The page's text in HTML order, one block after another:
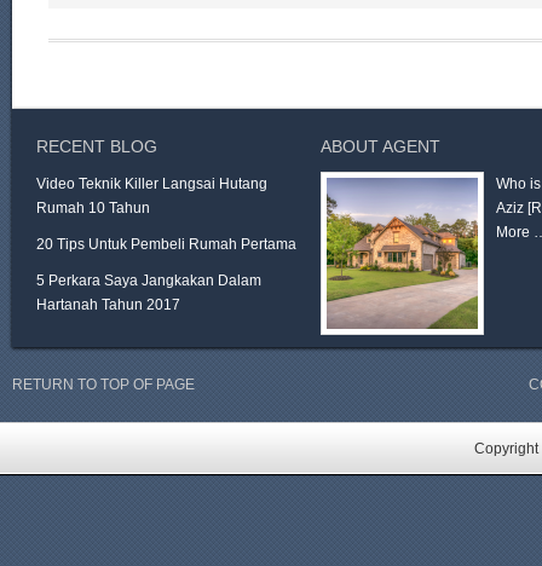
RECENT BLOG
Video Teknik Killer Langsai Hutang
Rumah 10 Tahun
20 Tips Untuk Pembeli Rumah Pertama
5 Perkara Saya Jangkakan Dalam
Hartanah Tahun 2017
ABOUT AGENT
Who
Aziz
More
RETURN TO TOP OF PAGE
Copyright